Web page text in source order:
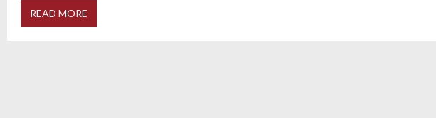
READ MORE